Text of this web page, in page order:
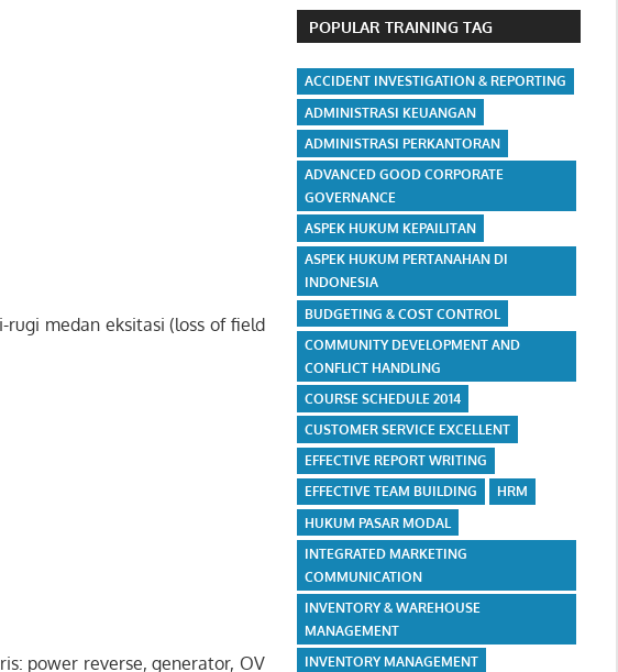
medan eksitasi (loss of field
power reverse, generator, OV
POPULAR TRAINING TAG
ACCIDENT INVESTIGATION & REPORTING
ADMINISTRASI KEUANGAN
ADMINISTRASI PERKANTORAN
ADVANCED GOOD CORPORATE
GOVERNANCE
ASPEK HUKUM KEPAILITAN
ASPEK HUKUM PERTANAHAN DI
INDONESIA
BUDGETING & COST CONTROL
COMMUNITY DEVELOPMENT AND
CONFLICT HANDLING
COURSE SCHEDULE 2014
CUSTOMER SERVICE EXCELLENT
EFFECTIVE REPORT WRITING
EFFECTIVE TEAM BUILDING
HRM
HUKUM PASAR MODAL
INTEGRATED MARKETING
COMMUNICATION
INVENTORY & WAREHOUSE
MANAGEMENT
INVENTORY MANAGEMENT